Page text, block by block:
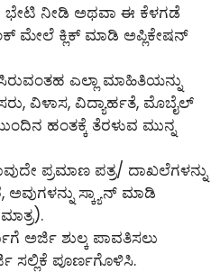
ಭೇಟಿ ನೀಡಿ ಅಥವಾ ಈ ಕೆಳಗಡೆ
ಮೇಲೆ ಕ್ಲಿಕ್ ಮಾಡಿ ಅಪ್ಲಿಕೇಷನ್
ಎಲ್ಲಾ ಮಾಹಿತಿಯನ್ನು
ವಿಳಾಸ, ವಿದ್ಯಾರ್ಹತೆ, ಮೊಬೈಲ್
ಹಂತಕ್ಕೆ ತೆರಳುವ ಮುನ್ನ
ಪ್ರಮಾಣ ಪತ್ರ/ ದಾಖಲೆಗಳನ್ನು
ಸ್ಕ್ಯಾನ್ ಮಾಡಿ
ಅರ್ಜಿ ಶುಲ್ಕ ಪಾವತಿಸಲು
ಸಲ್ಲಿಕೆ ಪೂರ್ಣಗೊಳಿಸಿ.